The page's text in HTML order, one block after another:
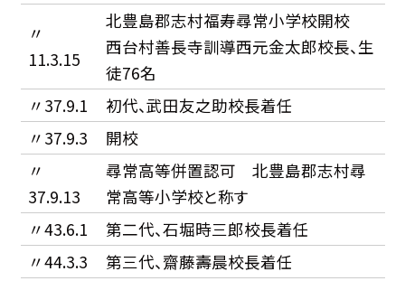
〃
11.3.15
北豊島郡志村福寿尋常小学校開校
西台村善長寺訓導西元金太郎校長、生
徒76名
〃37.9.1
初代、武田友之助校長着任
〃37.9.3
開校
〃
37.9.13
尋常高等併置認可 北豊島郡志村尋
常高等小学校と称す
〃43.6.1
第二代、石堀時三郎校長着任
〃44.3.3
第三代、齋藤壽晨校長着任